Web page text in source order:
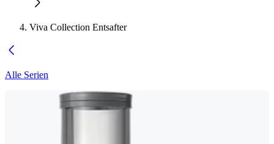
Viva Collection Entsafter
Alle Serien